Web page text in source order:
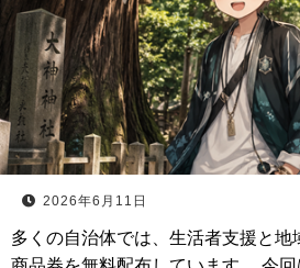
2026年6月11日
多くの自治体では、生活者支援と地